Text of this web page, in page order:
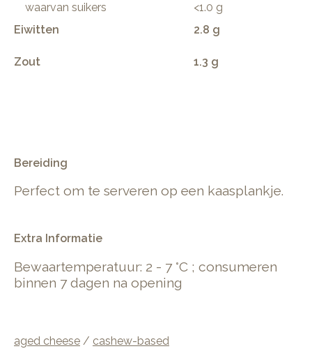
waarvan suikers
<1.0 g
Eiwitten
2.8 g
Zout 1.3 g
Bereiding
Perfect om te serveren op een kaasplankje.
Extra Informatie
Bewaartemperatuur: 2 - 7 °C ; consumeren
binnen 7 dagen na opening
aged cheese / cashew-based